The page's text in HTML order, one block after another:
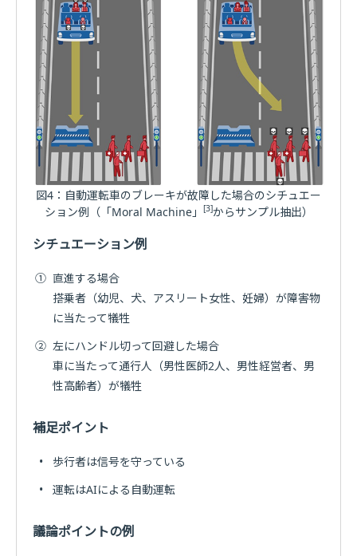
図4：自動運転車のブレーキが故障した場合のシチュエー
ション例（「Moral Machine」
[3]からサンプル抽出）
シチュエーション例
① 直進する場合
搭乗者（幼児、犬、アスリート女性、妊婦）が障害物
に当たって犠牲
② 左にハンドル切って回避した場合
車に当たって通行人（男性医師2人、男性経営者、男
性高齢者）が犠牲
補足ポイント
•
歩行者は信号を守っている
•
運転はAIによる自動運転
議論ポイントの例